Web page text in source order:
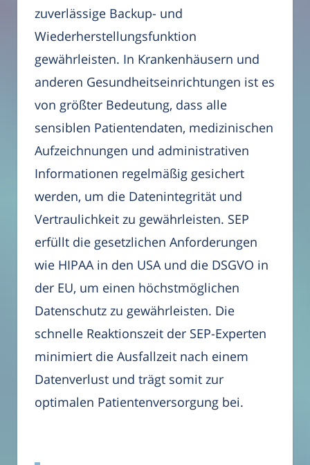
zuverlässige Backup- und
Wiederherstellungsfunktion
gewährleisten. In Krankenhäusern und
anderen Gesundheitseinrichtungen ist es
von größter Bedeutung, dass alle
sensiblen Patientendaten, medizinischen
Aufzeichnungen und administrativen
Informationen regelmäßig gesichert
werden, um die Datenintegrität und
Vertraulichkeit zu gewährleisten. SEP
erfüllt die gesetzlichen Anforderungen
wie HIPAA in den USA und die DSGVO in
der EU, um einen höchstmöglichen
Datenschutz zu gewährleisten. Die
schnelle Reaktionszeit der SEP-Experten
minimiert die Ausfallzeit nach einem
Datenverlust und trägt somit zur
optimalen Patientenversorgung bei.